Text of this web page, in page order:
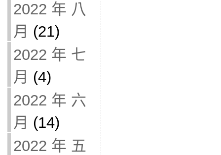
2022 年 八
月 (21)
2022 年 七
月 (4)
2022 年 六
月 (14)
2022 年 五